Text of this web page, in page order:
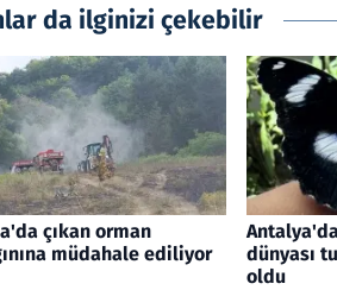
da ilginizi çekebilir
çıkan orman
müdahale ediliyor
dünyası
oldu